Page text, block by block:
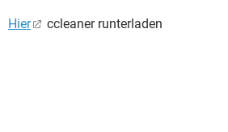
Hier ccleaner runterladen